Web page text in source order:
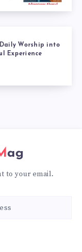
Worship into
Experience
Mag
to your email.